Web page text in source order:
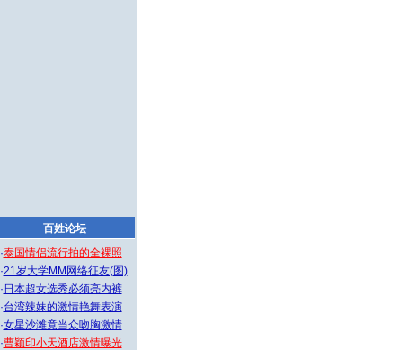
百姓论坛
·泰国情侣流行拍的全裸照
·21岁大学MM网络征友(图)
· 日本超女选秀必须亮内裤
·台湾辣妹的激情艳舞表演
·女星沙滩竟当众吻胸激情
·曹颖印小天酒店激情曝光